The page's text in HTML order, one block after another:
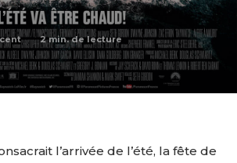
2min. de lecture
l’arrivée de l’été, la fête de